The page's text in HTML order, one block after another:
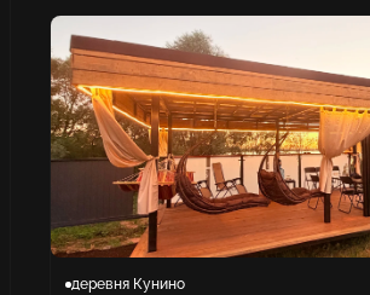
деревня Кунино